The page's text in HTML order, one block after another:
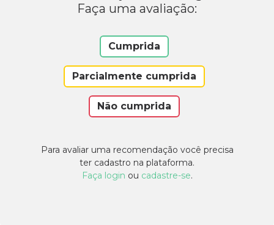
Faça uma avaliação:
Cumprida
Parcialmente cumprida
Não cumprida
Para avaliar uma recomendação você precisa
ter cadastro na plataforma.
Faça login ou cadastre-se.